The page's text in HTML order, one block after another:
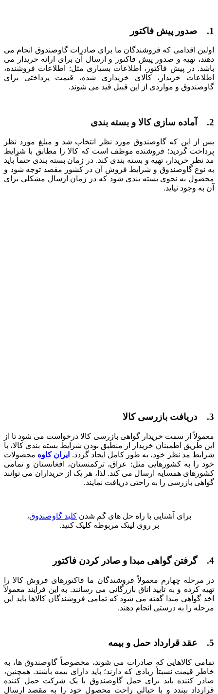
1. صدور پیش فاکتور
اولین اقدامی که فروشندگان ما برای صادرات گاوصندوق انجام می
‌دهند، تهیه و صدور پیش فاکتور و ارسال آن برای ارائه خریدار می
‌باشد. در پیش فاکتور، اطلاعات بسیاری مثل: اطلاعات فروشنده،
اطلاعات خریدار، کالای خریداری شده، قیمت پرداختی برای
گاوصندوق و مواردی از این قبیل قید می ‌شوند.
2. آماده سازی کالا و بسته ‌بندی
پس از این که گاوصندوق مورد نظر انتخاب شد و مبلغ مورد نظر
پرداخت گردید؛ فروشنده موظف است که کالا را مطابق با شرایط
مد نظر خریدار، تهیه و بسته ‌بندی کند. در زمان بسته‌ بندی حتماً باید
به نوع گاوصندوق و شرایط فروش آن در کشور مقصد توجه شود و
محصول به نحوی بسته بندی شود که در زمان ارسال مشکلی برای
آن به وجود نیاید.
3. دریافت بازرسی کالا
معمولاً از سمت خریدار گواهی بازرسی کالا درخواست می‌ شود تا از
این طریق اطمینان خریدار از منطبق بودن شرایط بسته ‌بندی کالا، با
شرایط مد نظر خود، به طور کامل ایجاد گردد. ایران کاوه محصولات
خود را به کشورهایی مثل: عراق، ترکمنستان، افغانستان و تمامی
کشورهای همسایه ارسال می‌ کند. لذا، هر یک از خریداران می ‌توانند
گواهی بازرسی را به راحتی دریافت نمایند.
برای آشنایی با راه حل های گم شدن کلید گاوصندوق،
بر روی لینک مربوطه کلیک کنید.
4. گرفتن گواهی مبدا و صادر کردن فاکتور
در مرحله چهارم معمولاً فروشندگان ما فاکتورهای فروش کالا را
تهیه کرده و به تایید اتاق بازرگانی می ‌رسانند. به این فرایند معمولاً
اخذ گواهی مبدا گفته می ‌شود که تمامی فروشندگان کالاها باید این
مرحله را به درستی انجام دهند.
5. عقد قرارداد حمل و بیمه
تمامی کالاهایی که صادرات می ‌شوند، مخصوصاً گاوصندوق‌ ها، به
خاطر قیمت نسبتاً زیادی که دارند؛ باید دارای بیمه باشند. همچنین،
صادر کننده باید برای حمل گاوصندوق با یک شرکت حمل کننده
قرارداد ببندد و با خیالی راحت محصول خود را به مقصد ارسال